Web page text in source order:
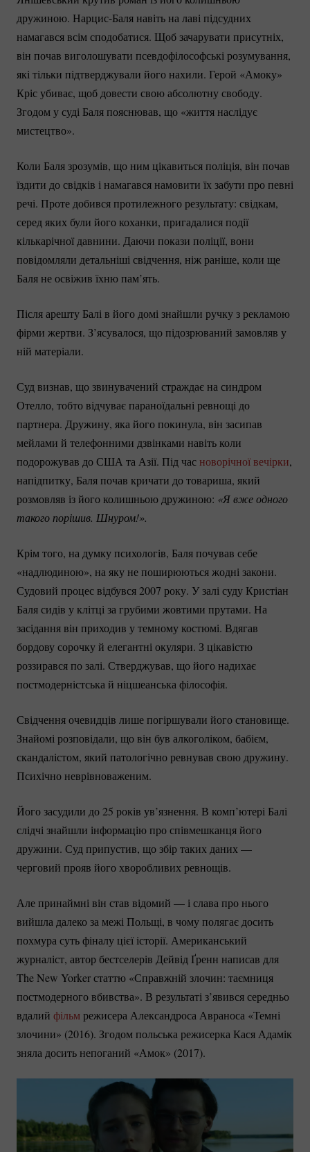
дружиною. Нарцис-Балянавіть на лаві підсудних
намагався всім сподобатися. Щоб зачарувати присутніх,
він почав виголошувати псевдофілософські розумування,
які тільки підтверджували його нахили. Герой «Амоку»
Кріс убиває, щоб довести свою абсолютну свободу.
Згодом у суді Баля пояснював, що «життя наслідує
мистецтво».
Коли Баля зрозумів, що ним цікавиться поліція, він почав
їздити до свідків і намагався намовити їх забути про певні
речі. Проте добився протилежного результату: свідкам,
серед яких були його коханки, пригадалися події
кількарічної давнини. Даючи покази поліції, вони
повідомляли детальніші свідчення, ніж раніше, коли ще
Баля не освіжив їхню пам’ять.
Після арешту Балі в його домі знайшли ручку з рекламою
фірми жертви. З’ясувалося, що підозрюваний замовляв у
ній матеріали.
Суд визнав, що звинувачений страждає на синдром
Отелло, тобто відчуває параноїдальні ревнощі до
партнера. Дружину, яка його покинула, він засипав
мейлами й телефонними дзвінками навіть коли
подорожував до США та Азії. Під час новорічної вечірки,
напідпитку, Баля почав кричати до товариша, який
розмовляв із його колишньою дружиною: «Я вже одного
такого порішив. Шнуром!».
Крім того, на думку психологів, Баля почував себе
«надлюдиною», на яку не поширюються жодні закони.
Судовий процес відбувся 2007 року. У залі суду Кристіан
Баля сидів у клітці за грубими жовтими прутами. На
засідання він приходив у темному костюмі. Вдягав
бордову сорочку й елегантні окуляри. З цікавістю
роззирався по залі. Стверджував, що його надихає
постмодерністська й ніцшеанська філософія.
Свідчення очевидців лише погіршували його становище.
Знайомі розповідали, що він був алкоголіком, бабієм,
скандалістом, який патологічно ревнував свою дружину.
Психічно неврівноваженим.
Його засудили до 25 років ув’язнення. В комп’ютері Балі
слідчі знайшли інформацію про співмешканця його
дружини. Суд припустив, що збір таких даних —
черговий прояв його хворобливих ревнощів.
Але принаймні він став відомий — і слава про нього
вийшла далеко за межі Польщі, в чому полягає досить
похмура суть фіналу цієї історії. Американський
журналіст, автор бестселерів Дейвід Ґренн написав для
The New Yorker статтю «Справжній злочин: таємниця
постмодерного вбивства». В результаті з’явився середньо
вдалий фільм режисера Александроса Авраноса «Темні
злочини» (2016). Згодом польська режисерка Кася Адамік
зняла досить непоганий «Амок» (2017).